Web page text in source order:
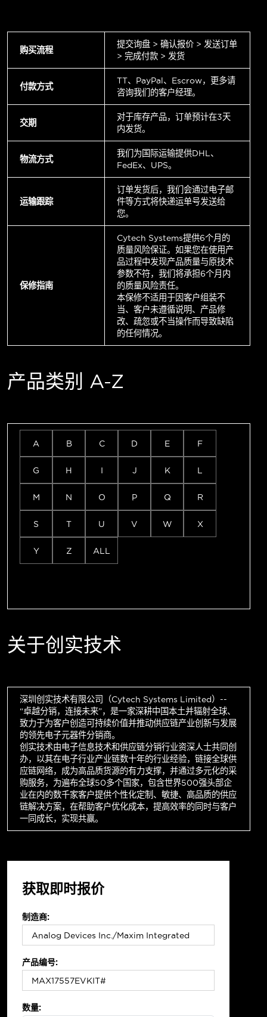
购买流程
提交询盘 > 确认报价 > 发送订单
> 完成付款 > 发货
付款方式
TT、PayPal、Escrow，更多请
咨询我们的客户经理。
交期
对于库存产品，订单预计在3天
内发货。
物流方式
我们为国际运输提供DHL、
FedEx、UPS。
运输跟踪
订单发货后，我们会通过电子邮
件等方式将快递运单号发送给
您。
保修指南
Cytech Systems提供6个月的
质量风险保证。如果您在使用产
品过程中发现产品质量与原技术
参数不符，我们将承担6个月内
的质量风险责任。
本保修不适用于因客户组装不
当、客户未遵循说明、产品修
改、疏忽或不当操作而导致缺陷
的任何情况。
产品类别 A-Z
A B C D E F
G H I J K L
M N O P Q R
S T U V W X
Y Z ALL
关于创实技术
深圳创实技术有限公司（Cytech Systems Limited）--
“卓越分销，连接未来”，是一家深耕中国本土并辐射全球、
致力于为客户创造可持续价值并推动供应链产业创新与发展
的领先电子元器件分销商。
创实技术由电子信息技术和供应链分销行业资深人士共同创
办，以其在电子行业产业链数十年的行业经验，链接全球供
应链网络，成为高品质货源的有力支撑，并通过多元化的采
购服务，为遍布全球50多个国家，包含世界500强头部企
业在内的数千家客户提供个性化定制、敏捷、高品质的供应
链解决方案，在帮助客户优化成本，提高效率的同时与客户
一同成长，实现共赢。
获取即时报价
制造商:
产品编号:
数量: